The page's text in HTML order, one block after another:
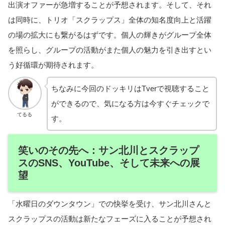
出演オファーが急増することが予想されます。そして、それ
は同時に、トリオ「スクラップス」全体の知名度向上と活躍
の場の拡大にも繋がるはずです。個人の輝きがグループ全体
を照らし、グループの活動がまた個人の魅力を引き出すとい
う好循環が期待されます。
てるる
ちなみに今回のドッキリはTverで視聴すること
ができるので、気になる方は今すぐチェックで
す。
笑いのその先へ：サン北川とスクラップ
スのSNS、YouTube、そして未来への展
望
「水曜日のダウンタウン」での快挙を受け、サン北川さんと
スクラップスの活動は新たなフェーズに入ることが予想され